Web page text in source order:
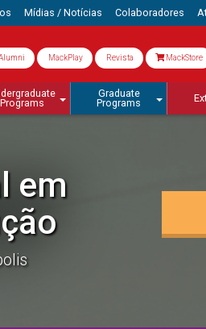
Mídias / Notícias Colaboradores
MackPlay Revista MackStore
Programs
Graduate
Programs
em